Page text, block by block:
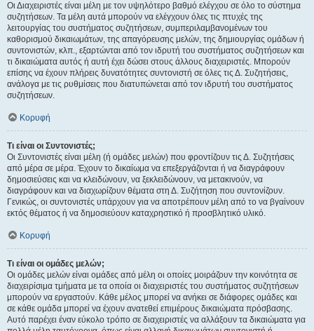
Οι Διαχειριστές είναι μέλη με τον υψηλότερο βαθμό ελέγχου σε όλο το σύστημα
συζητήσεων. Τα μέλη αυτά μπορούν να ελέγχουν όλες τις πτυχές της
λειτουργίας του συστήματος συζητήσεων, συμπεριλαμβανομένων του
καθορισμού δικαιωμάτων, της απαγόρευσης μελών, της δημιουργίας ομάδων ή
συντονιστών, κλπ., εξαρτώνται από τον ιδρυτή του συστήματος συζητήσεων και
τι δικαιώματα αυτός ή αυτή έχει δώσει στους άλλους διαχειριστές. Μπορούν
επίσης να έχουν πλήρεις δυνατότητες συντονιστή σε όλες τις Δ. Συζητήσεις,
ανάλογα με τις ρυθμίσεις που διατυπώνεται από τον ιδρυτή του συστήματος
συζητήσεων.
Κορυφή
Τι είναι οι Συντονιστές;
Οι Συντονιστές είναι μέλη (ή ομάδες μελών) που φροντίζουν τις Δ. Συζητήσεις
από μέρα σε μέρα. Έχουν το δικαίωμα να επεξεργάζονται ή να διαγράφουν
δημοσιεύσεις και να κλειδώνουν, να ξεκλειδώνουν, να μετακινούν, να
διαγράφουν και να διαχωρίζουν θέματα στη Δ. Συζήτηση που συντονίζουν.
Γενικώς, οι συντονιστές υπάρχουν για να αποτρέπουν μέλη από το να βγαίνουν
εκτός θέματος ή να δημοσιεύουν καταχρηστικό ή προσβλητικό υλικό.
Κορυφή
Τι είναι οι ομάδες μελών;
Οι ομάδες μελών είναι ομάδες από μέλη οι οποίες μοιράζουν την κοινότητα σε
διαχειρίσιμα τμήματα με τα οποία οι διαχειριστές του συστήματος συζητήσεων
μπορούν να εργαστούν. Κάθε μέλος μπορεί να ανήκει σε διάφορες ομάδες και
σε κάθε ομάδα μπορεί να έχουν ανατεθεί επιμέρους δικαιώματα πρόσβασης.
Αυτό παρέχει έναν εύκολο τρόπο σε διαχειριστές να αλλάξουν τα δικαιώματα για